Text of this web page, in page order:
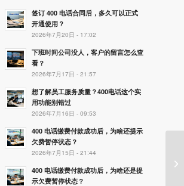
签订 400 电话合同后，多久可以正式
开通使用？
2026年7月20日 - 17:02
下班时间公司没人，客户的留言怎么查
看？
2026年7月17日 - 21:57
想了解员工服务质量？400电话这个实
用功能别错过
2026年7月16日 - 09:53
400 电话缴费付款成功后，为啥还提示
欠费暂停状态？
2026年7月15日 - 21:44
400 电话缴费付款成功后，为啥还是提
示欠费暂停状态？